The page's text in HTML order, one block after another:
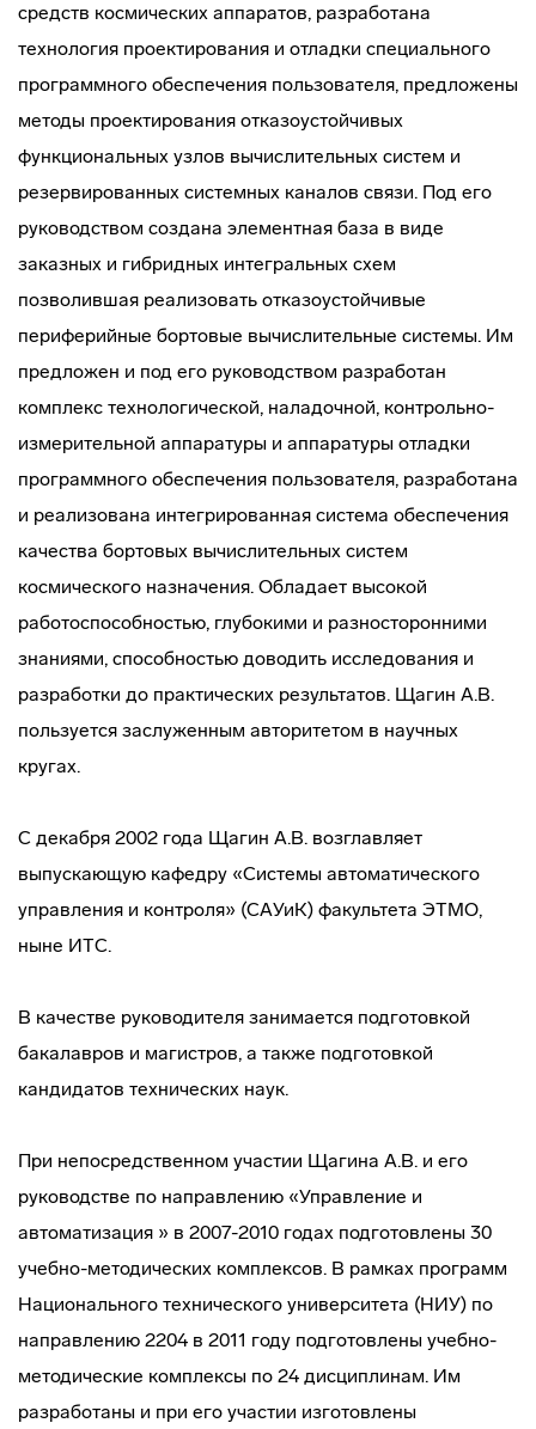
средств космических аппаратов, разработана
технология проектирования и отладки специального
программного обеспечения пользователя, предложены
методы проектирования отказоустойчивых
функциональных узлов вычислительных систем и
резервированных системных каналов связи. Под его
руководством создана элементная база в виде
заказных и гибридных интегральных схем
позволившая реализовать отказоустойчивые
периферийные бортовые вычислительные системы. Им
предложен и под его руководством разработан
комплекс технологической, наладочной, контрольно-
измерительной аппаратуры и аппаратуры отладки
программного обеспечения пользователя, разработана
и реализована интегрированная система обеспечения
качества бортовых вычислительных систем
космического назначения. Обладает высокой
работоспособностью, глубокими и разносторонними
знаниями, способностью доводить исследования и
разработки до практических результатов. Щагин А.В.
пользуется заслуженным авторитетом в научных
кругах.
С декабря 2002 года Щагин А.В. возглавляет
выпускающую кафедру «Системы автоматического
управления и контроля» (САУиК) факультета ЭТМО,
ныне ИТС.
В качестве руководителя занимается подготовкой
бакалавров и магистров, а также подготовкой
кандидатов технических наук.
При непосредственном участии Щагина А.В. и его
руководстве по направлению «Управление и
автоматизация » в 2007-2010 годах подготовлены 30
учебно-методических комплексов. В рамках программ
Национального технического университета (НИУ) по
направлению 2204 в 2011 году подготовлены учебно-
методические комплексы по 24 дисциплинам. Им
разработаны и при его участии изготовлены